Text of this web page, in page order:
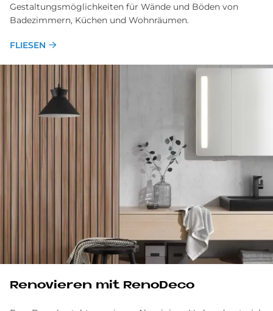
Gestaltungsmöglichkeiten für Wände und Böden von
Badezimmern, Küchen und Wohnräumen.
FLIESEN
Re­no­vie­ren mit Reno­Deco